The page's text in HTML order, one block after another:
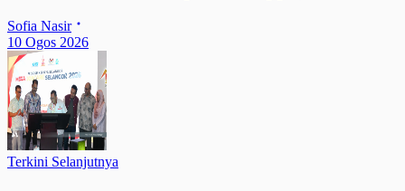
Sofia Nasir
10 Ogos 2026
Terkini Selanjutnya